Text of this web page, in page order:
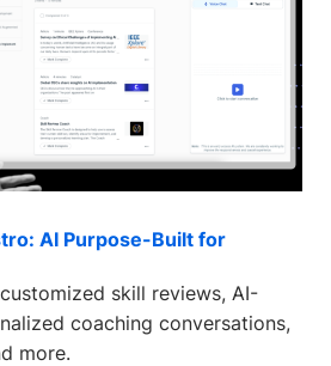
AI Purpose-Built for
skill reviews, AI-
coaching conversations,
more.